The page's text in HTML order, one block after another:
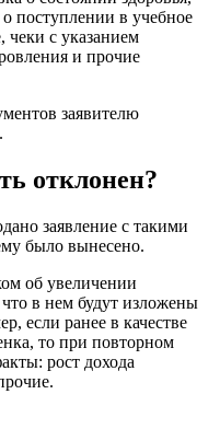
поступлении в учебное
чеки с указанием
и прочие
заявителю
отклонен?
заявление с такими
было вынесено.
об увеличении
в нем будут изложены
если ранее в качестве
то при повторном
рост дохода